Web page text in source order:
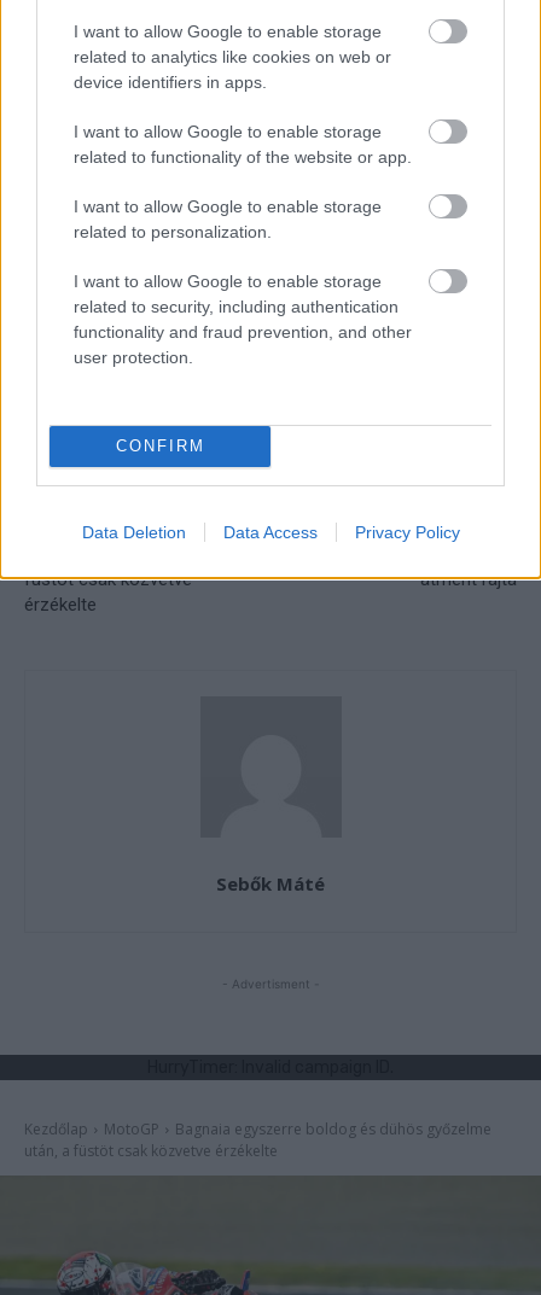
I want to allow Google to enable storage
related to analytics like cookies on web or
device identifiers in apps.
I want to allow Google to enable storage
related to functionality of the website or app.
I want to allow Google to enable storage
related to personalization.
I want to allow Google to enable storage
related to security, including authentication
functionality and fraud prevention, and other
user protection.
CONFIRM
Data Deletion Data Access Privacy Policy
CIMKÉK Dani Pedrosa kiemelt Marc Márquez
MotoGP
Bagnaia egyszerre boldog és
füstöt csak közvetve
érzékelte
Zarco szerint Martín
átment rajta
Sebők Máté
- Advertisment -